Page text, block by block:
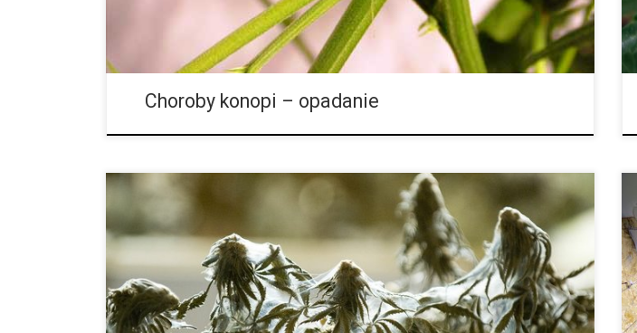
Choroby konopi – opadanie
Częstym powodem chorób marihuany są szkodniki. Są one bardzo małej wielkości i
na pierwszy rzut oka mogą być dla nas niewidoczne. Dlatego gdy zauważymy, że